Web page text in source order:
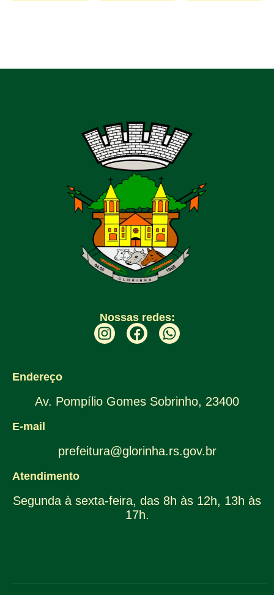
Nossas redes:
Endereço
Av. Pompílio Gomes Sobrinho, 23400
E-mail
prefeitura@glorinha.rs.gov.br
Atendimento
Segunda à sexta-feira, das 8h às 12h, 13h às
17h.